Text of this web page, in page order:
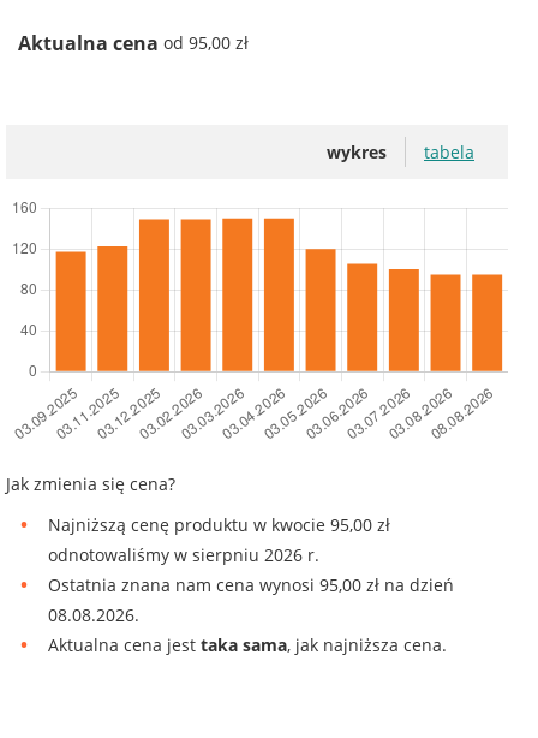
Aktualna cena od 95,00 zł
wykres tabela
Jak zmienia się cena?
Najniższą cenę produktu w kwocie 95,00 zł
odnotowaliśmy w sierpniu 2026 r.
Ostatnia znana nam cena wynosi 95,00 zł na dzień
08.08.2026.
Aktualna cena jest taka sama, jak najniższa cena.